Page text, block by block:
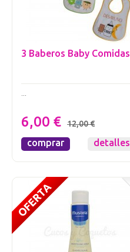
3 Baberos Baby Comidas
6,00 € 12,00 €
comprar detalles